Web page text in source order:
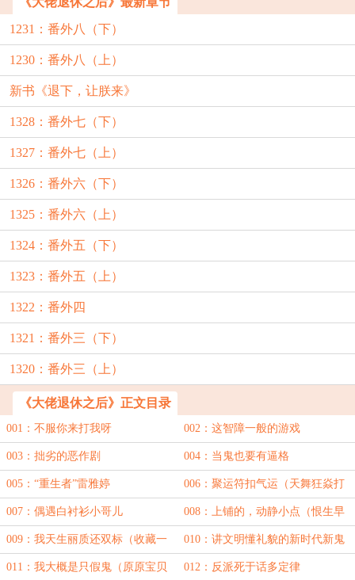
1231：番外八（下）
1230：番外八（上）
新书《退下，让朕来》
1328：番外七（下）
1327：番外七（上）
1326：番外六（下）
1325：番外六（上）
1324：番外五（下）
1323：番外五（上）
1322：番外四
1321：番外三（下）
1320：番外三（上）
《大佬退休之后》正文目录
001：不服你来打我呀 002：这智障一般的游戏
003：拙劣的恶作剧 004：当鬼也要有逼格
005：“重生者”雷雅婷 006：聚运符扣气运（天舞狂焱打
赏加更）
007：偶遇白衬衫小哥儿 008：上铺的，动静小点（恨生早
打赏加更）
009：我天生丽质还双标（收藏一
千加更）
010：讲文明懂礼貌的新时代新鬼
011：我大概是只假鬼（原原宝贝 012：反派死于话多定律